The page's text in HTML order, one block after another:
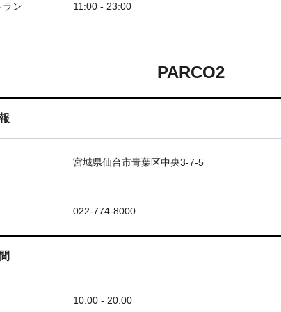
ラン 11:00 - 23:00
PARCO2
宮城県仙台市青葉区中央3-7-5
022-774-8000
10:00 - 20:00